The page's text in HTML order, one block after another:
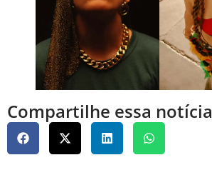
Compartilhe essa notícia